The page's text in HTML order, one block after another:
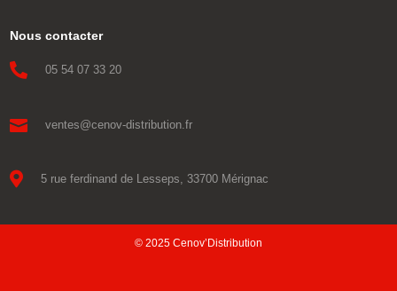
Nous contacter
 05 54 07 33 20
 ventes@cenov-distribution.fr
 5 rue ferdinand de Lesseps, 33700 Mérignac
© 2025 Cenov’Distribution